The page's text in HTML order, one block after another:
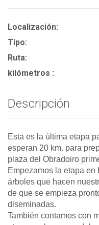
Localización:
Tipo:
Ruta:
kilómetros :
Descripción
Esta es la última etapa
esperan 20 km. para
plaza del Obradoiro
Empezamos la etapa
árboles que hacen
de que se empieza
diseminadas.
También contamos con